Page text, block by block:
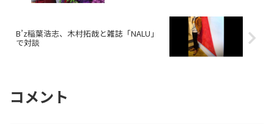
B’z稲葉浩志、木村拓哉と雑誌「NALU」
で対談
コメント